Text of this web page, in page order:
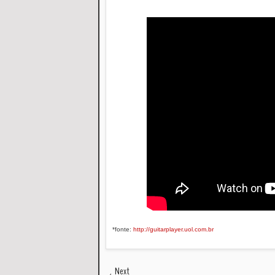
*fonte: http://guitarplayer.uol.com.br
Next